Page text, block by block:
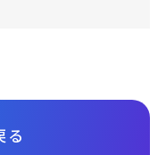
る